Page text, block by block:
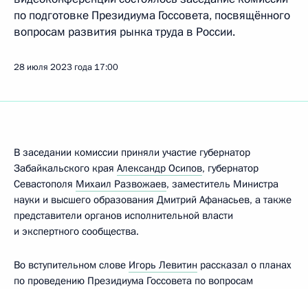
по подготовке Президиума Госсовета, посвящённого
вопросам развития рынка труда в России.
28 июля 2023 года 17:00
В заседании комиссии приняли участие губернатор
Забайкальского края Александр Осипов, губернатор
Севастополя Михаил Развожаев, заместитель Министра
науки и высшего образования Дмитрий Афанасьев, а также
представители органов исполнительной власти
и экспертного сообщества.
Во вступительном слове Игорь Левитин рассказал о планах
по проведению Президиума Госсовета по вопросам